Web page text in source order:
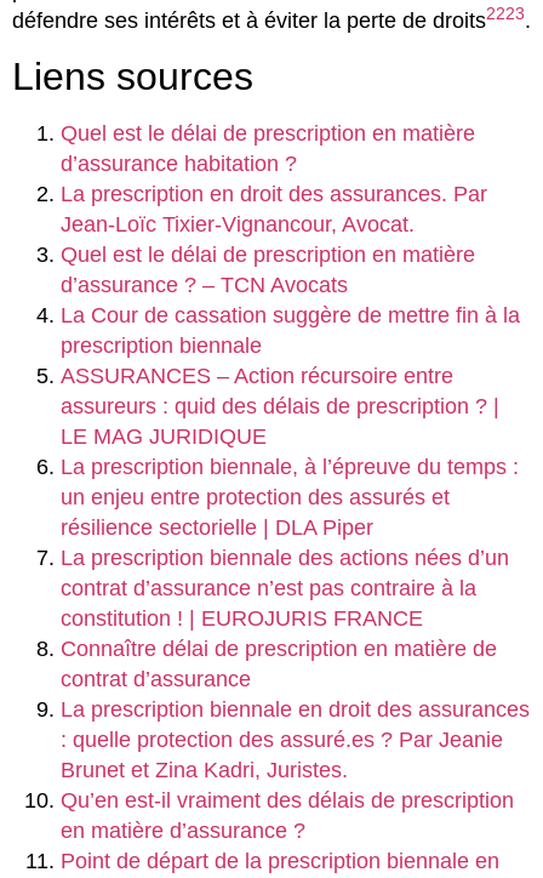
défendre ses intérêts et à éviter la perte de droits2223.
Liens sources
Quel est le délai de prescription en matière
d’assurance habitation ?
La prescription en droit des assurances. Par
Jean-Loïc Tixier-Vignancour, Avocat.
Quel est le délai de prescription en matière
d’assurance ? – TCN Avocats
La Cour de cassation suggère de mettre fin à la
prescription biennale
ASSURANCES – Action récursoire entre
assureurs : quid des délais de prescription ? |
LE MAG JURIDIQUE
La prescription biennale, à l’épreuve du temps :
un enjeu entre protection des assurés et
résilience sectorielle | DLA Piper
La prescription biennale des actions nées d’un
contrat d’assurance n’est pas contraire à la
constitution ! | EUROJURIS FRANCE
Connaître délai de prescription en matière de
contrat d’assurance
La prescription biennale en droit des assurances
: quelle protection des assuré.es ? Par Jeanie
Brunet et Zina Kadri, Juristes.
Qu’en est-il vraiment des délais de prescription
en matière d’assurance ?
Point de départ de la prescription biennale en